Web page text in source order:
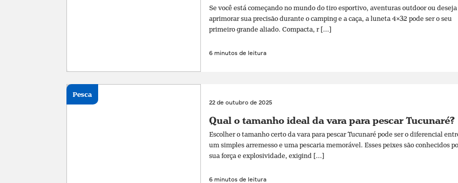
Se você está começando no mundo do tiro esportivo, aventuras outdoor ou deseja
aprimorar sua precisão durante o camping e a caça, a luneta 4×32 pode ser o seu
primeiro grande aliado. Compacta, r [...]
6 minutos de leitura
22 de outubro de 2025
Qual o tamanho ideal da vara para pescar Tucunaré?
Escolher o tamanho certo da vara para pescar Tucunaré pode ser o diferencial
um simples arremesso e uma pescaria memorável. Esses peixes são conhecidos
sua força e explosividade, exigind [...]
6 minutos de leitura
Pesca